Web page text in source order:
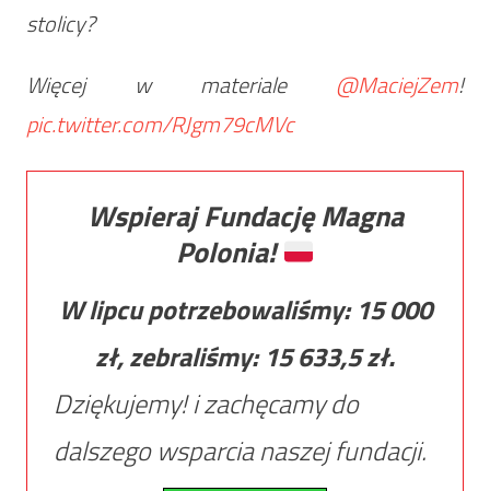
stolicy?
Więcej w materiale @MaciejZem!
pic.twitter.com/RJgm79cMVc
Wspieraj Fundację Magna
Polonia!
W lipcu potrzebowaliśmy: 15 000
zł, zebraliśmy: 15 633,5zł.
Dziękujemy! i zachęcamy do
dalszego wsparcia naszej fundacji.